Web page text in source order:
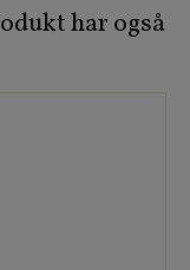
har også